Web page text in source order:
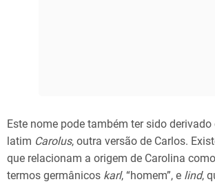
Este nome pode também ter sido
latim Carolus, outra versão de Carlos.
que relacionam a origem de Carolina
termos germânicos karl, “homem”, e lind,